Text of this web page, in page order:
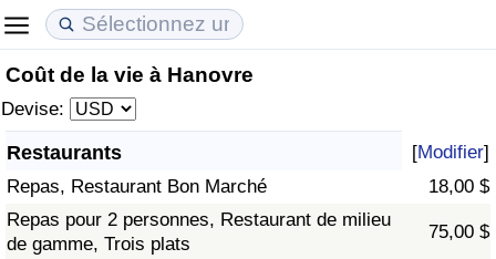
Coût de la vie à Hanovre
Devise:
Restaurants [Modifier]
Repas, Restaurant Bon Marché
18,00 $
Repas pour 2 personnes, Restaurant de milieu
de gamme, Trois plats
75,00 $
Coût de la vie
Indice du Coût de la Vie
Indice du coût de la vie par pays
Prix de l'immobilier
Indice des Prix de l'immobilier
Indice des Prix de l'immobilier par Pays
Qualité de Vie
Indice de Qualité de Vie (Actuel)
Indice de qualité de vie par pays